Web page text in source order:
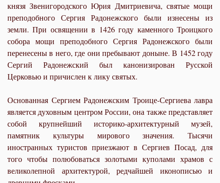
князя Звенигородского Юрия Дмитриевича, святые мощи
преподобного Сергия Радонежского были изнесены из
земли. При освящении в 1426 году каменного Троицкого
собора мощи преподобного Сергия Радонежского были
перенесены в него, где они пребывают доныне. В 1452 году
Сергий Радонежский былканонизирован Русской
Церковью и причислен к лику святых.
Основанная Сергием Радонежским Троице-Сергиева лавра
является духовным центром России, она также представляет
собой крупнейший историко-архитектурный музей,
памятник культуры мирового значения. Тысячи
иностранных туристов приезжают в Сергиев Посад, для
того чтобы полюбоваться золотыми куполами храмов с
великолепной архитектурой, редчайшей иконописью и